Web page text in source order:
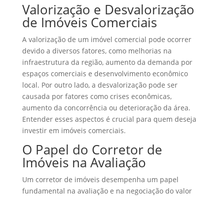
Valorização e Desvalorização
de Imóveis Comerciais
A valorização de um imóvel comercial pode ocorrer
devido a diversos fatores, como melhorias na
infraestrutura da região, aumento da demanda por
espaços comerciais e desenvolvimento econômico
local. Por outro lado, a desvalorização pode ser
causada por fatores como crises econômicas,
aumento da concorrência ou deterioração da área.
Entender esses aspectos é crucial para quem deseja
investir em imóveis comerciais.
O Papel do Corretor de
Imóveis na Avaliação
Um corretor de imóveis desempenha um papel
fundamental na avaliação e na negociação do valor